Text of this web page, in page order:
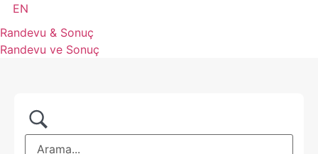
EN
Randevu & Sonuç
Randevu ve Sonuç